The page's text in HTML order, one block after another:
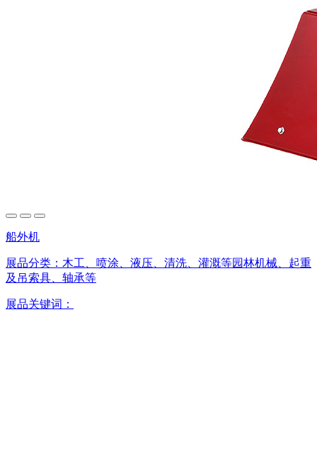
船外机
展品分类： 木工、喷涂、液压、清洗、灌溉等园林机械、起重
及吊索具、轴承等
展品关键词：